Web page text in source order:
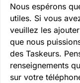
Nous espérons
utiles. Si vous
veuillez les
que nous
des Taskeurs.
renseignements
sur votre